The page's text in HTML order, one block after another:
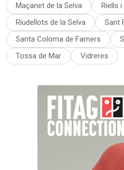
Maçanet de la Selva
Riells
Riudellots de la Selva
Sant
Santa Coloma de Farners
Tossa de Mar
Vidreres